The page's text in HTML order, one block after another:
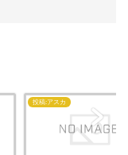
投稿:アスカ